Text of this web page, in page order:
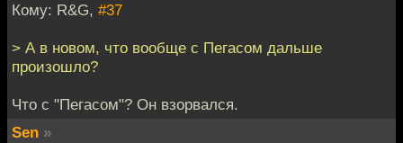
Кому: R&G, #37
> А в новом, что вообще с Пегасом дальше
произошло?
Что с "Пегасом"? Он взорвался.
Sen »